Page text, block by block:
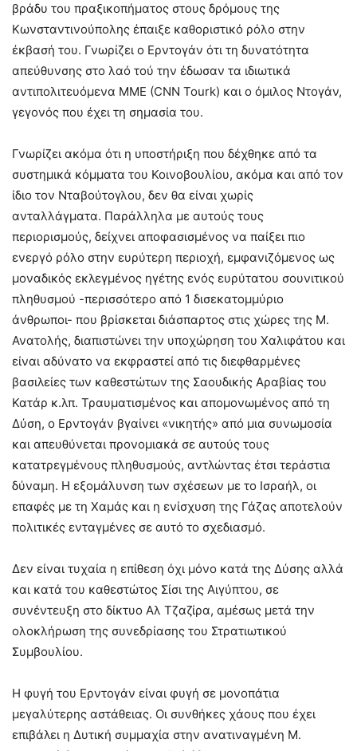
βράδυ του πραξικοπήματος στους δρόμους της
Κωνσταντινούπολης έπαιξε καθοριστικό ρόλο στην
έκβασή του. Γνωρίζει ο Ερντογάν ότι τη δυνατότητα
απεύθυνσης στο λαό τού την έδωσαν τα ιδιωτικά
αντιπολιτευόμενα ΜΜΕ (CNN Tourk) και ο όμιλος Ντογάν,
γεγονός που έχει τη σημασία του.
Γνωρίζει ακόμα ότι η υποστήριξη που δέχθηκε από τα
συστημικά κόμματα του Κοινοβουλίου, ακόμα και από τον
ίδιο τον Νταβούτογλου, δεν θα είναι χωρίς
ανταλλάγματα. Παράλληλα με αυτούς τους
περιορισμούς, δείχνει αποφασισμένος να παίξει πιο
ενεργό ρόλο στην ευρύτερη περιοχή, εμφανιζόμενος ως
μοναδικός εκλεγμένος ηγέτης ενός ευρύτατου σουνιτικού
πληθυσμού -περισσότερο από 1 δισεκατομμύριο
άνθρωποι- που βρίσκεται διάσπαρτος στις χώρες της Μ.
Ανατολής, διαπιστώνει την υποχώρηση του Χαλιφάτου και
είναι αδύνατο να εκφραστεί από τις διεφθαρμένες
βασιλείες των καθεστώτων της Σαουδικής Αραβίας του
Κατάρ κ.λπ. Τραυματισμένος και απομονωμένος από τη
Δύση, ο Ερντογάν βγαίνει «νικητής» από μια συνωμοσία
και απευθύνεται προνομιακά σε αυτούς τους
κατατρεγμένους πληθυσμούς, αντλώντας έτσι τεράστια
δύναμη. Η εξομάλυνση των σχέσεων με το Ισραήλ, οι
επαφές με τη Χαμάς και η ενίσχυση της Γάζας αποτελούν
πολιτικές ενταγμένες σε αυτό το σχεδιασμό.
Δεν είναι τυχαία η επίθεση όχι μόνο κατά της Δύσης αλλά
και κατά του καθεστώτος Σίσι της Αιγύπτου, σε
συνέντευξη στο δίκτυο Αλ Τζαζίρα, αμέσως μετά την
ολοκλήρωση της συνεδρίασης του Στρατιωτικού
Συμβουλίου.
Η φυγή του Ερντογάν είναι φυγή σε μονοπάτια
μεγαλύτερης αστάθειας. Οι συνθήκες χάους που έχει
επιβάλει η Δυτική συμμαχία στην ανατιναγμένη Μ.